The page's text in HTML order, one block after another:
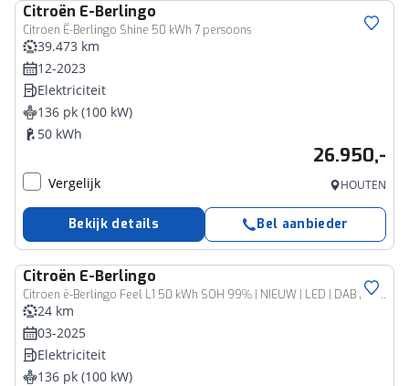
Citroën E-Berlingo
Citroen Ë-Berlingo Shine 50 kWh 7 persoons
39.473 km
12-2023
Elektriciteit
136 pk (100 kW)
50 kWh
26.950,-
Vergelijk HOUTEN
Bekijk details Bel aanbieder
Citroën E-Berlingo
Citroen ë-Berlingo Feel L1 50 kWh SOH 99% | NIEUW | LED | DAB | APPLE | PDC
24 km
03-2025
Elektriciteit
136 pk (100 kW)